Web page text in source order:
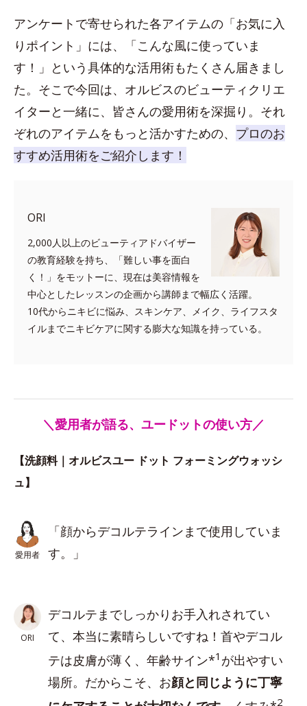
アンケートで寄せられた各アイテムの「お気に入
りポイント」には、「こんな風に使っていま
す！」という具体的な活用術もたくさん届きまし
た。そこで今回は、オルビスのビューティクリエ
イターと一緒に、皆さんの愛用術を深掘り。それ
ぞれのアイテムをもっと活かすための、 プロのお
すすめ活用術をご紹介します！
ORI
2,000人以上のビューティアドバイザー
の教育経験を持ち、「難しい事を面白
く！」をモットーに、現在は美容情報を
中心としたレッスンの企画から講師まで幅広く活躍。
10代からニキビに悩み、スキンケア、メイク、ライフスタ
イルまでニキビケアに関する膨大な知識を持っている。
＼愛用者が語る、ユードットの使い方／
【洗顔料｜オルビスユー ドット フォーミングウォッシ
ュ】
愛用者
「顔からデコルテラインまで使用していま
す。」
ORI
デコルテまでしっかりお手入れされてい
て、本当に素晴らしいですね！首やデコル
テは皮膚が薄く、年齢サイン*1 が出やすい
場所。だからこそ、お顔と同じように丁寧
2